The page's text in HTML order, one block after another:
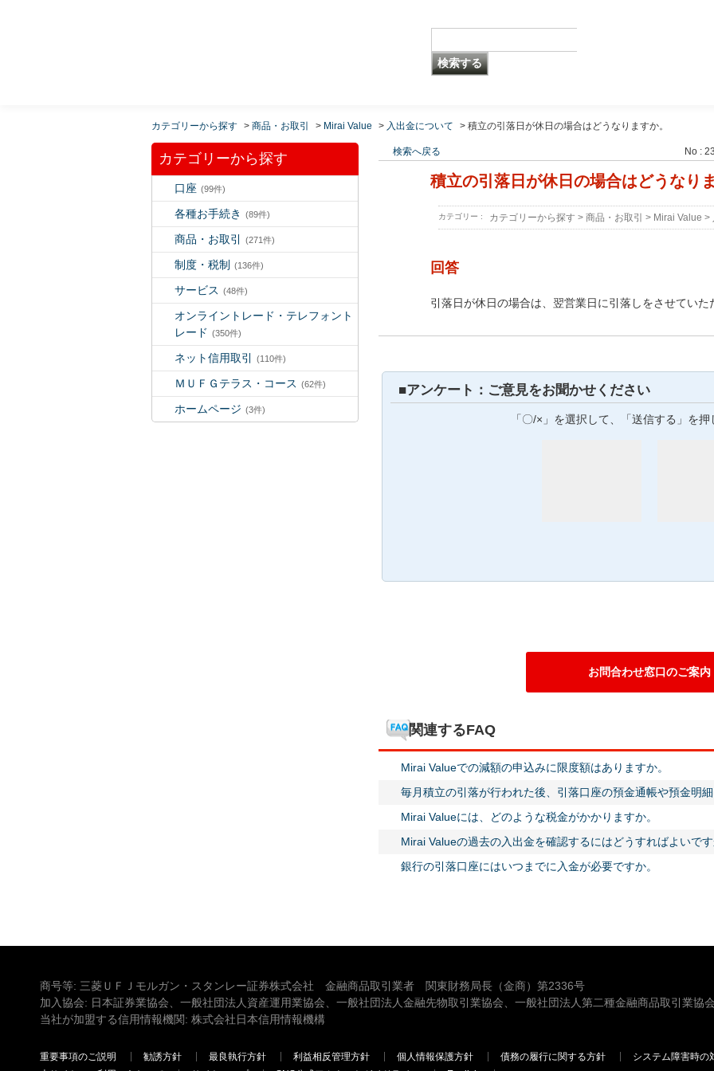
カテゴリーから探す > 商品・お取引 > Mirai Value > 入出金について > 積立の引落日が休日の場合はどうなりますか。
カテゴリーから探す
口座 (99件)
各種お手続き (89件)
商品・お取引 (271件)
制度・税制 (136件)
サービス (48件)
オンライントレード・テレフォント
レード (350件)
ネット信用取引 (110件)
ＭＵＦＧテラス・コース (62件)
ホームページ (3件)
検索へ戻る No :
積立の引落日が休日の場合はどうなりま
カテゴリー : カテゴリーから探す > 商品・お取引 > Mirai Value >
回答
引落日が休日の場合は、翌営業日に引落しをさせていた
■アンケート：ご意見をお聞かせください
「〇/×」を選択して、「送信する」を押
お問合わせ窓口のご案内
関連するFAQ
Mirai Valueでの減額の申込みに限度額はありますか。
毎月積立の引落が行われた後、引落口座の預金通帳や預金明細
Mirai Valueには、どのような税金がかかりますか。
Mirai Valueの過去の入出金を確認するにはどうすればよいです
銀行の引落口座にはいつまでに入金が必要ですか。
商号等: 三菱ＵＦＪモルガン・スタンレー証券株式会社 金融商品取引業者 関東財務局長（金商）第2336号
加入協会: 日本証券業協会、一般社団法人資産運用業協会、一般社団法人金融先物取引業協会、一般社団法人第二種金融商品取引業協
当社が加盟する信用情報機関: 株式会社日本信用情報機構
重要事項のご説明 勧誘方針 最良執行方針 利益相反管理方針 個人情報保護方針 債務の履行に関する方針 システム障害時の